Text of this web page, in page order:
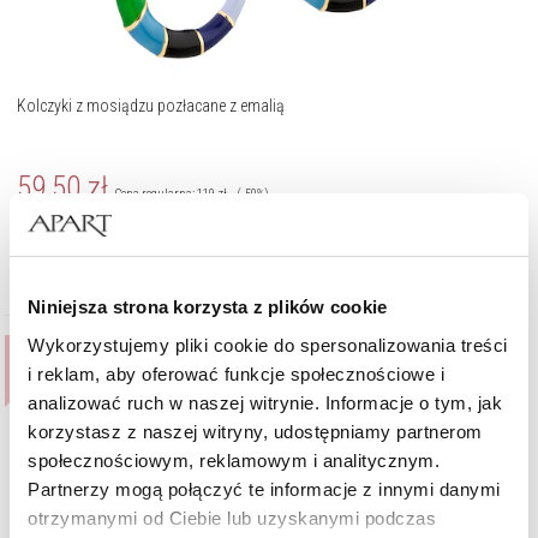
Niniejsza strona korzysta z plików cookie
Wykorzystujemy pliki cookie do spersonalizowania treści
i reklam, aby oferować funkcje społecznościowe i
analizować ruch w naszej witrynie. Informacje o tym, jak
korzystasz z naszej witryny, udostępniamy partnerom
społecznościowym, reklamowym i analitycznym.
Partnerzy mogą połączyć te informacje z innymi danymi
otrzymanymi od Ciebie lub uzyskanymi podczas
Kolczyki z mosiądzu pozłacane z emalią
59,50 zł Cena regularna:119 zł
(-50%)
Najniższa cena:83,30
%